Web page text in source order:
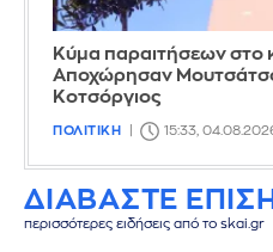
Κύμα παραιτήσεων στο
Αποχώρησαν
Κοτσόργιος
ΠΟΛΙΤΙΚΗ 15:33,
ΔΙΑΒΑΣΤΕ
περισσότερες ειδήσεις από το skai.gr